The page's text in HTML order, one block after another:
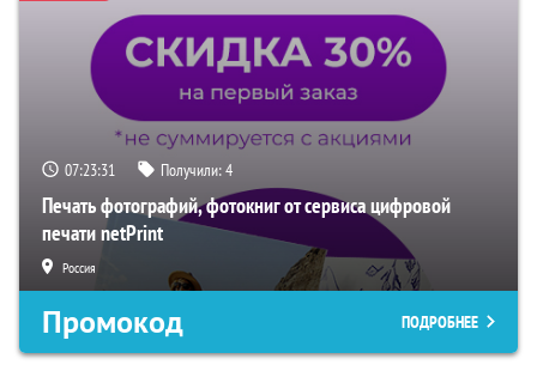
07:23:31 Получили:4
Печать фотографий, фотокниг от сервиса цифровой
печати netPrint
Россия
Промокод ПОДРОБНЕЕ